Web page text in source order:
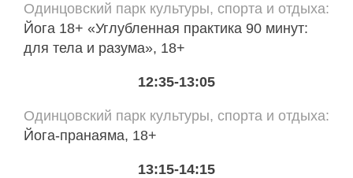
Одинцовский парк культуры, спорта и отдыха
Йога 18+ «Углубленная практика 90 минут:
для тела и разума», 18+
12:35-13:05
Одинцовский парк культуры, спорта и отдыха
Йога-пранаяма, 18+
13:15-14:15